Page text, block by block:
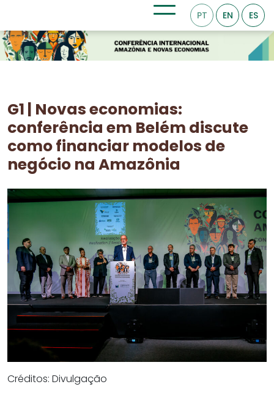
PT EN ES
G1 | Novas economias:
conferência em Belém discute
como financiar modelos de
negócio na Amazônia
Créditos: Divulgação